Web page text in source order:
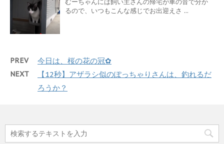
むーちゃんには飼い主さんの帰宅が車の音で分か
るので、いつもこんな感じでお出迎えさ ...
PREV 今日は、桜の花の冠✿
NEXT
【12秒】アザラシ似のぽっちゃりさんは、釣れるだ
ろうか？